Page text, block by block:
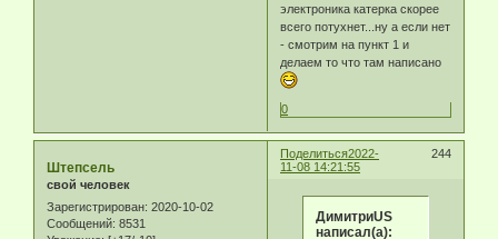
электроника катерка скорее
всего потухнет...ну а если нет
- смотрим на пункт 1 и
делаем то что там написано
0
Поделиться 244
2022-
11-08 14:21:55
Штепсель
свой человек
Зарегистрирован: 2020-10-02
Сообщений: 8531
ДимитриUS
написал(а):